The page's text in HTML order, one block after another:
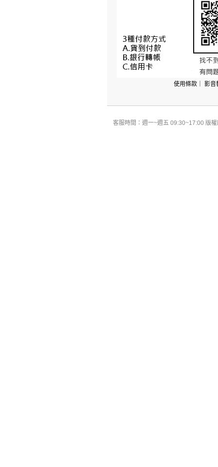
使用條款 影音
客服時間：週一~週五 09:30~17:00 版